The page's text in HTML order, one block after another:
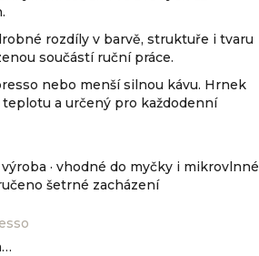
rozdíly v barvě, struktuře i tvaru
součástí ruční práce.
nebo menší silnou kávu. Hrnek
a určený pro každodenní
· vhodné do myčky i mikrovlnné
šetrné zacházení